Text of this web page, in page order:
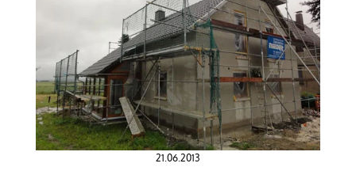
21.06.2013